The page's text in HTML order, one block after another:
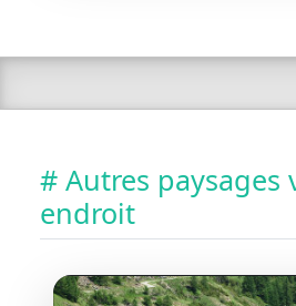
# Autres paysages
endroit